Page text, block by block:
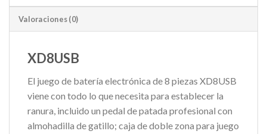
Valoraciones (0)
XD8USB
El juego de batería electrónica de 8 piezas XD8USB
viene con todo lo que necesita para establecer la
ranura, incluido un pedal de patada profesional con
almohadilla de gatillo; caja de doble zona para juego